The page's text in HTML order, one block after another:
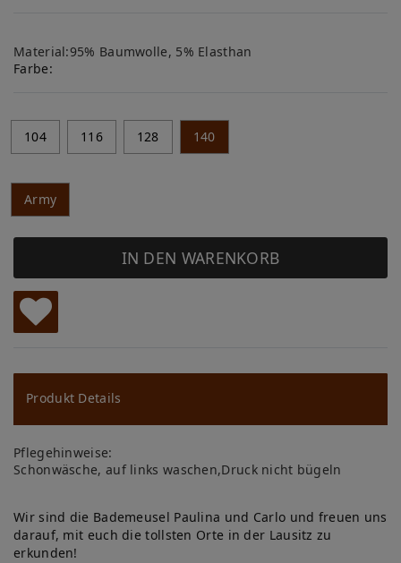
Material:95% Baumwolle, 5% Elasthan
Farbe:
104 116 128 140
Army
IN DEN WARENKORB
W
u
ns
ch
lis
te
Produkt Details
Pflegehinweise:
Schonwäsche, auf links waschen,Druck nicht bügeln
Wir sind die Bademeusel Paulina und Carlo und freuen uns
darauf, mit euch die tollsten Orte in der Lausitz zu
erkunden!